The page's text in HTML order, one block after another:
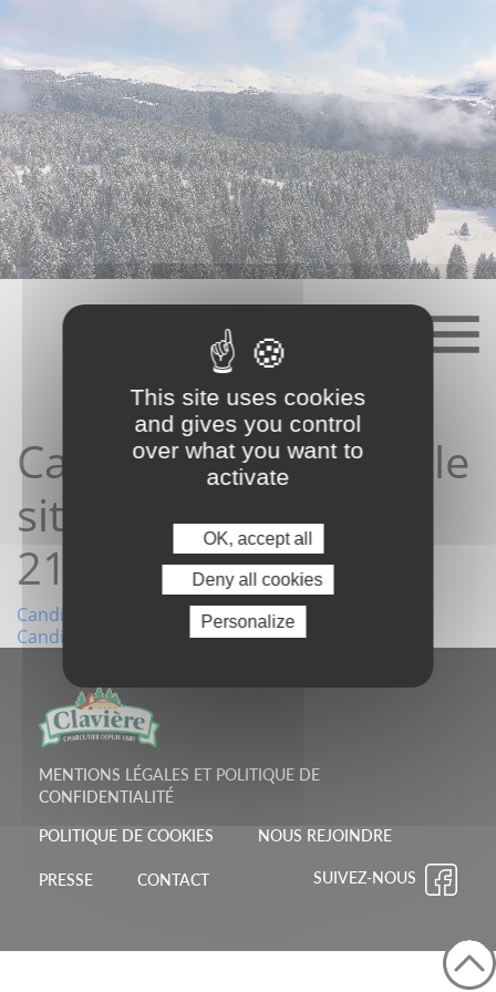
content
Candidature depuis le
site 04/06/2026
21:10:02
Navigation
l’article
Candidature depuis le site 03/06/2026 09:46:00
Candidature depuis le site 01/07/2026 20:16:16
MENTIONS LÉGALES ET POLITIQUE DE
CONFIDENTIALITÉ
POLITIQUE DE COOKIES NOUS REJOINDRE
PRESSE CONTACT SUIVEZ-NOUS
This site uses cookies
and gives you control
over what you want to
activate
OK, accept all
Deny all cookies
Personalize